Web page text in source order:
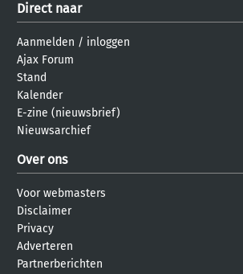
Direct naar
Aanmelden / inloggen
Ajax Forum
Stand
Kalender
E-zine (nieuwsbrief)
Nieuwsarchief
Over ons
Voor webmasters
Disclaimer
Privacy
Adverteren
Partnerberichten